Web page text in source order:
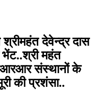
श्रीमहंत देवेन्द्र दास
भेंट..श्री महंत
संस्थानों के
की प्रशंसा..